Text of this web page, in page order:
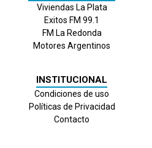
Viviendas La Plata
Exitos FM 99.1
FM La Redonda
Motores Argentinos
INSTITUCIONAL
Condiciones de uso
Políticas de Privacidad
Contacto